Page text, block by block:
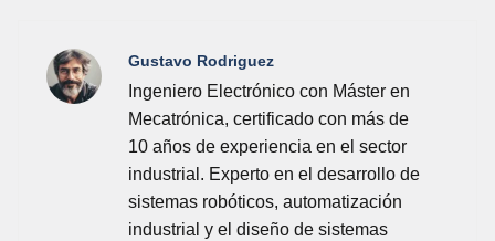
Gustavo Rodriguez
Ingeniero Electrónico con Máster en
Mecatrónica, certificado con más de
10 años de experiencia en el sector
industrial. Experto en el desarrollo de
sistemas robóticos, automatización
industrial y el diseño de sistemas